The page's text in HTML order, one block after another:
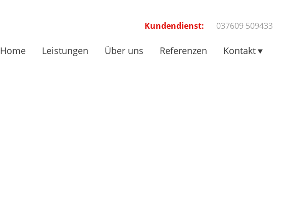
Kundendienst: 037609 509433
Home Leistungen Über uns Referenzen Kontakt